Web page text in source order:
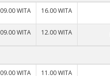
09.00 WITA 16.00 WITA
09.00 WITA 12.00 WITA
09.00 WITA 11.00 WITA